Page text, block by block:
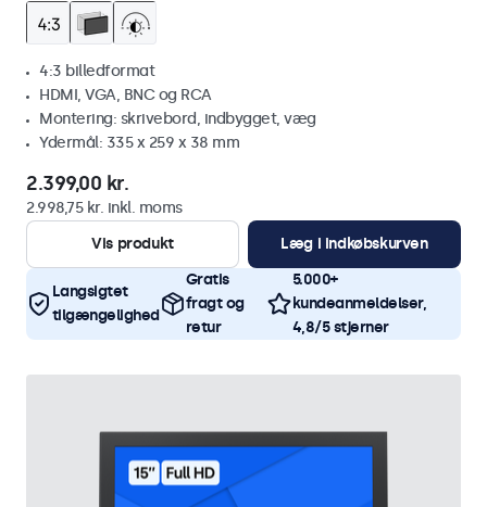
4:3 billedformat
HDMI, VGA, BNC og RCA
Montering: skrivebord, indbygget, væg
Ydermål: 335 x 259 x 38 mm
2.399,00 kr.
2.998,75 kr. inkl. moms
Vis produkt
Læg i indkøbskurven
Langsigtet
tilgængelighed
Gratis
fragt og
retur
5.000+
kundeanmeldelser,
4,8/5 stjerner